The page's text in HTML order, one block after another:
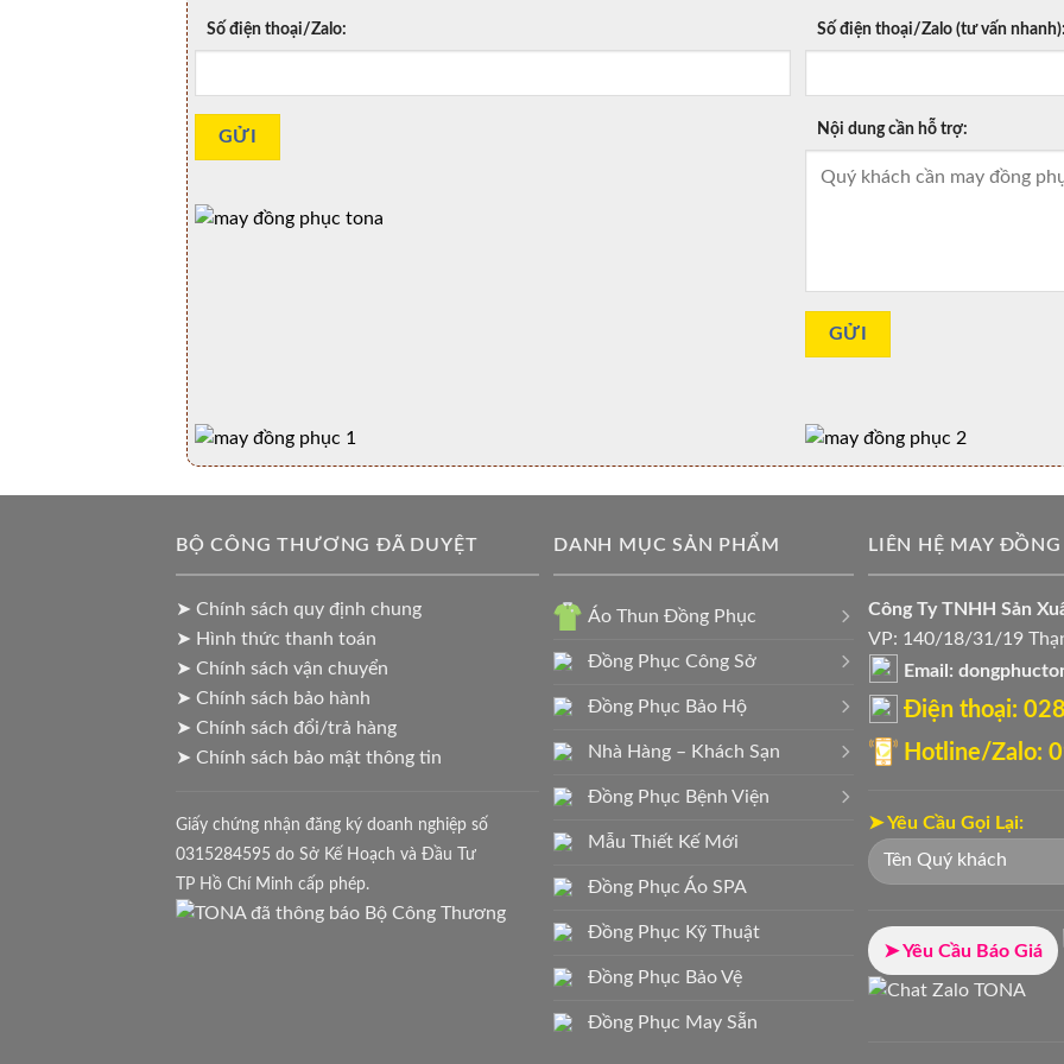
Số điện thoại/Zalo: Số điện thoại/Zalo (tư vấn
Nội dung cần hỗ trợ:
BỘ CÔNG THƯƠNG ĐÃ DUYỆT
➤ Chính sách quy định chung
➤ Hình thức thanh toán
➤ Chính sách vận chuyển
➤ Chính sách bảo hành
➤ Chính sách đổi/trả hàng
➤ Chính sách bảo mật thông tin
Giấy chứng nhận đăng ký doanh nghiệp số
0315284595 do Sở Kế Hoạch và Đầu Tư
TP Hồ Chí Minh cấp phép.
DANH MỤC SẢN PHẨM
Áo Thun Đồng Phục
Đồng Phục Công Sở
Đồng Phục Bảo Hộ
Nhà Hàng – Khách Sạn
Đồng Phục Bệnh Viện
Mẫu Thiết Kế Mới
Đồng Phục Áo SPA
Đồng Phục Kỹ Thuật
Đồng Phục Bảo Vệ
Đồng Phục May Sẵn
LIÊN HỆ MAY
Công Ty TNHH Sản
VP: 140/18/31/19
Email:
Điện thoại:
Hotline/Zalo:
➤ Yêu Cầu Gọi Lại:
➤ Yêu Cầu Báo Giá